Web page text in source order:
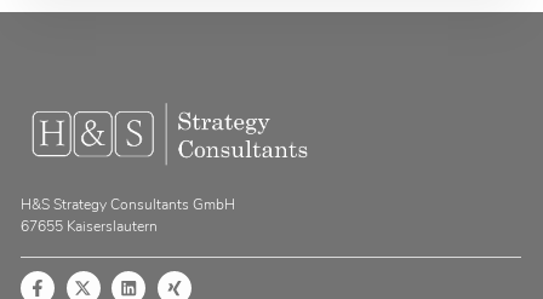
H&S Strategy Consultants GmbH
67655 Kaiserslautern